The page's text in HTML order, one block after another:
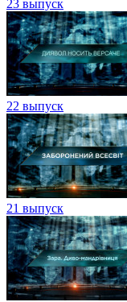
23 выпуск
22 выпуск
21 выпуск